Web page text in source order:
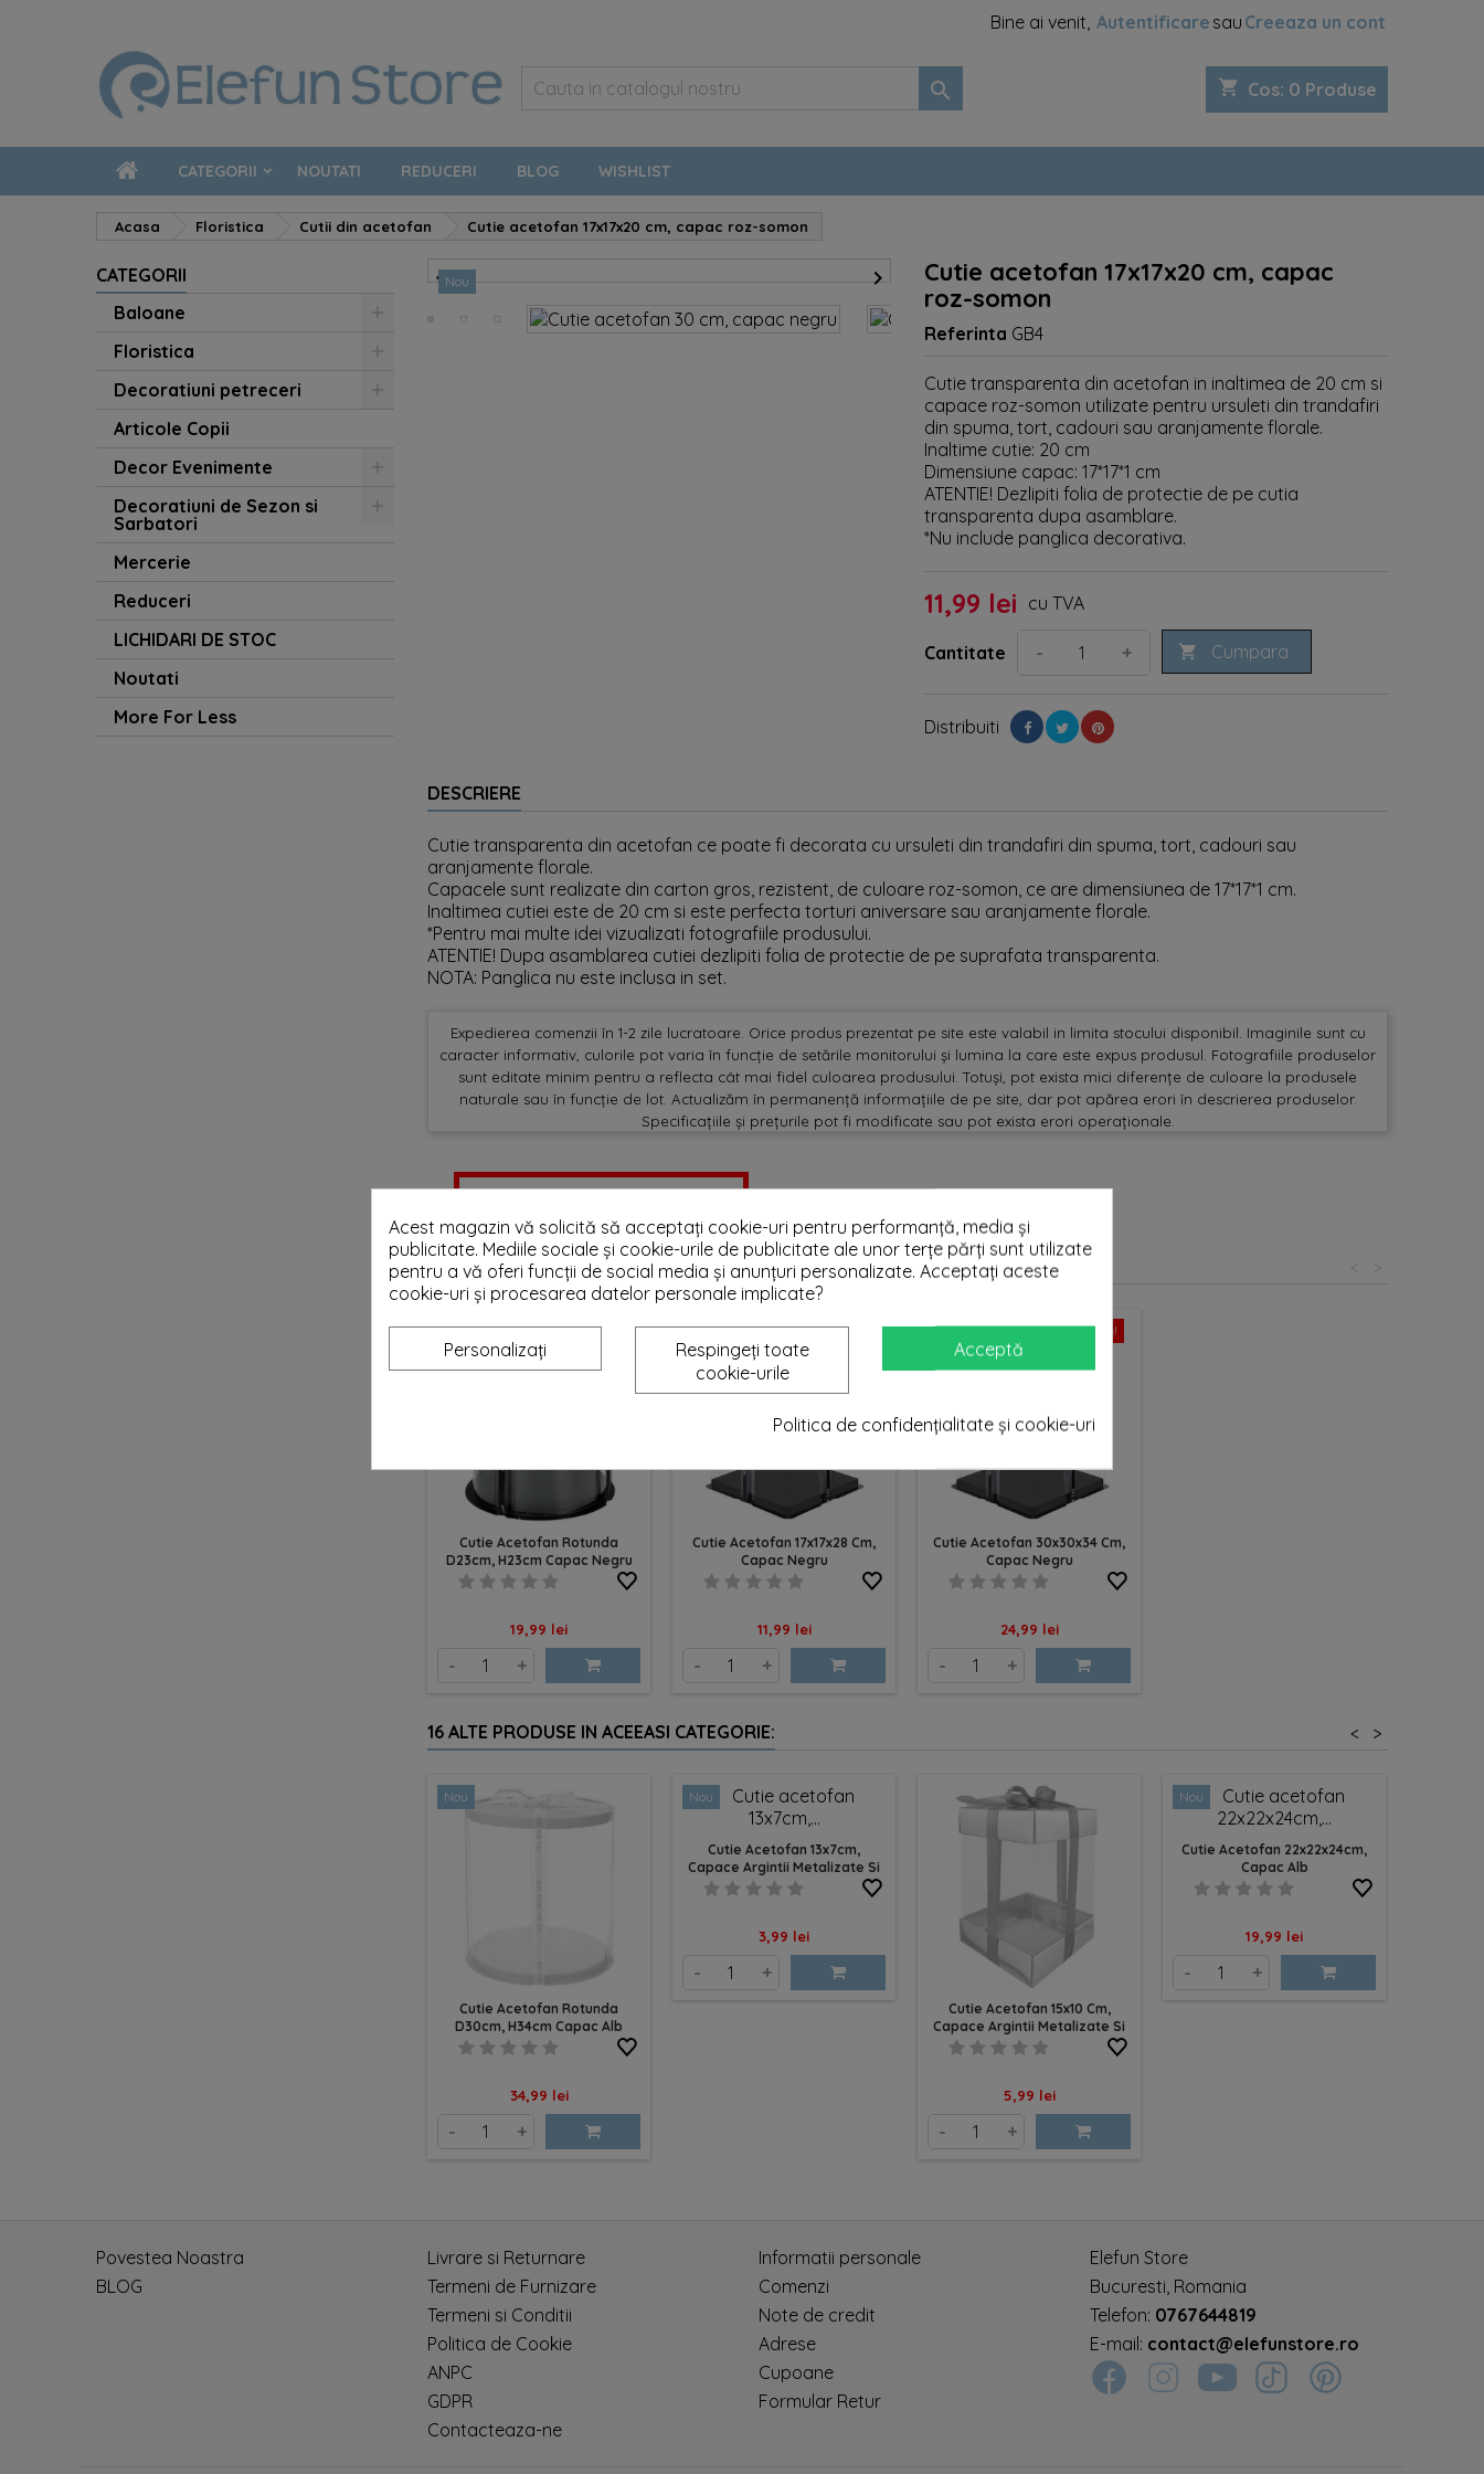
Bine ai venit, Autentificare sau Creeaza un cont
shopping_cart Cos: 0 Produse

CATEGORII NOUTATI REDUCERI BLOG WISHLIST
Acasa Floristica Cutii din acetofan Cutie acetofan 17x17x20 cm, capac roz-somon
CATEGORII
Baloane
Floristica
Decoratiuni petreceri
Articole Copii
Decor Evenimente
Decoratiuni de Sezon si
Sarbatori
Mercerie
Reduceri
LICHIDARI DE STOC
Noutati
More For Less
Nou
 
Cutie acetofan 17x17x20 cm, capac
roz-somon
Referinta GB4
Cutie transparenta din acetofan in inaltimea de 20 cm si
capace roz-somon utilizate pentru ursuleti din trandafiri
din spuma, tort, cadouri sau aranjamente florale.
Inaltime cutie: 20 cm
Dimensiune capac: 17*17*1 cm
ATENTIE! Dezlipiti folia de protectie de pe cutia
transparenta dupa asamblare.
*Nu include panglica decorativa.
11,99 lei cu TVA
Cantitate - +  Cumpara
Distribuiti
DESCRIERE
Cutie transparenta din acetofan ce poate fi decorata cu ursuleti din trandafiri din spuma, tort, cadouri sau
aranjamente florale.
Capacele sunt realizate din carton gros, rezistent, de culoare roz-somon, ce are dimensiunea de 17*17*1 cm.
Inaltimea cutiei este de 20 cm si este perfecta torturi aniversare sau aranjamente florale.
*Pentru mai multe idei vizualizati fotografiile produsului.
ATENTIE! Dupa asamblarea cutiei dezlipiti folia de protectie de pe suprafata transparenta.
NOTA: Panglica nu este inclusa in set.
Expedierea comenzii în 1-2 zile lucratoare. Orice produs prezentat pe site este valabil in limita stocului disponibil. Imaginile sunt cu
caracter informativ, culorile pot varia în funcție de setările monitorului și lumina la care este expus produsul. Fotografiile produselor
sunt editate minim pentru a reflecta cât mai fidel culoarea produsului. Totuși, pot exista mici diferențe de culoare la produsele
naturale sau în funcție de lot. Actualizăm în permanență informațiile de pe site, dar pot apărea erori în descrierea produselor.
Specificațiile și prețurile pot fi modificate sau pot exista erori operaționale.
S-AR PUTEA SA-TI PLACA <
Cutie Acetofan Rotunda
D23cm, H23cm Capac Negru
Pret
19,99 lei
- +
Ofertă!
Cutie Acetofan 17x17x28 Cm,
Capac Negru
Pret
11,99 lei
- +
Ofertă!
Cutie Acetofan 30x30x34 Cm,
Capac Negru
Pret
24,99 lei
- +
16 ALTE PRODUSE IN ACEEASI CATEGORIE: >
<
Nou
Cutie Acetofan Rotunda
D30cm, H34cm Capac Alb
Pret
34,99 lei
- +
Nou
Cutie Acetofan 13x7cm,
Capace Argintii Metalizate Si
Panglica
Pret
3,99 lei
- +
Cutie Acetofan 15x10 Cm,
Capace Argintii Metalizate Si
Panglica
Pret
5,99 lei
- +
Nou
Cutie Acetofan 22x22x24cm,
Capac Alb
Pret
19,99 lei
- +
Povestea Noastra
BLOG
Livrare si Returnare
Termeni de Furnizare
Termeni si Conditii
Politica de Cookie
ANPC
GDPR
Contacteaza-ne
Informatii personale
Comenzi
Note de credit
Adrese
Cupoane
Formular Retur
Elefun Store
Bucuresti, Romania
Telefon: 0767644819
E-mail: contact@elefunstore.ro
Acest magazin vă solicită să acceptați cookie-uri pentru performanță, media și
publicitate. Mediile sociale și cookie-urile de publicitate ale unor terțe părți sunt utilizate
pentru a vă oferi funcții de social media și anunțuri personalizate. Acceptați aceste
cookie-uri și procesarea datelor personale implicate?
Acceptă
Respingeți toate
cookie-urile
Personalizați
Politica de confidențialitate și cookie-uri